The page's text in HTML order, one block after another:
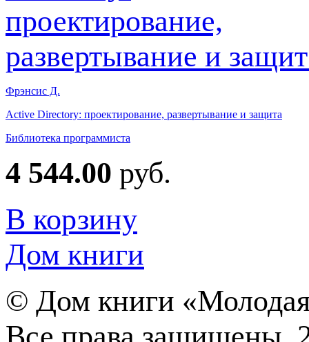
Фрэнсис Д.
Active Directory: проектирование, развертывание и защита
Библиотека программиста
4 544.00 руб.
В корзину
Дом книги
© Дом книги